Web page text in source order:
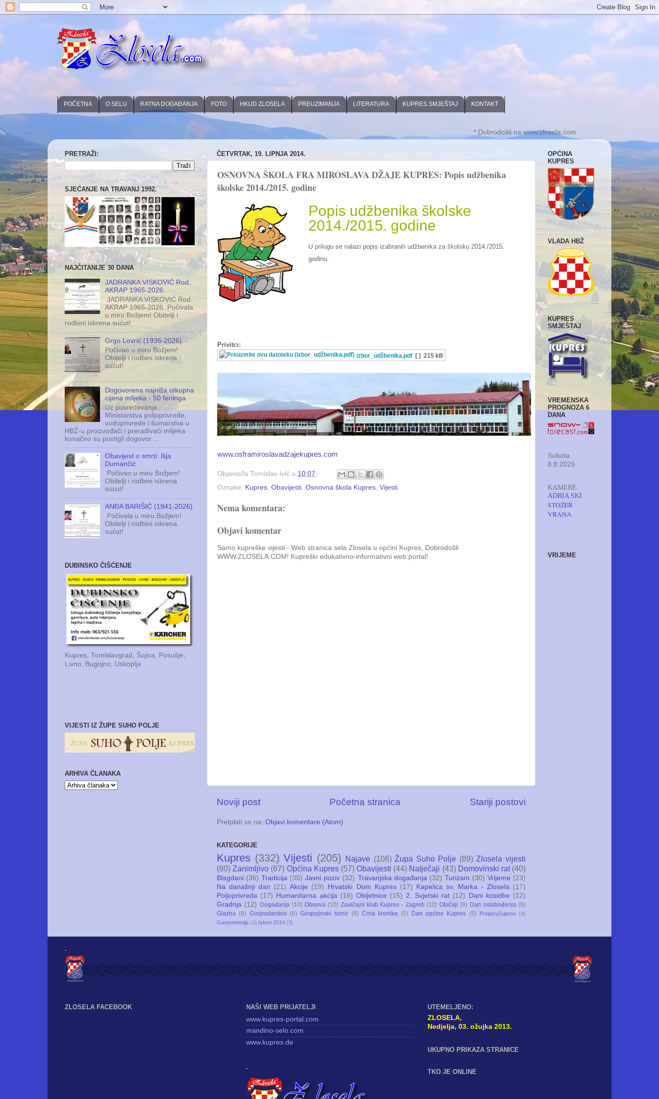
POČETNA O SELU RATNA DOGAĐANJA FOTO HKUD ZLOSELA PREUZIMANJA LITERATURA KUPRES SMJEŠTAJ KONTAKT
* Dobrodošli na www.zlosela.com
ČETVRTAK, 19. LIPNJA 2014.
OSNOVNA ŠKOLA FRA MIROSLAVA DŽAJE KUPRES: Popis udžbenika
školske 2014./2015. godine
Popis udžbenika školske
2014./2015. godine
U prilogu se nalazi popis izabranih udžbenika za školsku 2014./2015.
godinu.
Privitci:
izbor_udžbenika.pdf [ ] 215 kB
www.osframiroslavadzajekupres.com
Objavio/la Tomislav Ivić u 10:07
Oznake: Kupres, Obavijesti, Osnovna škola Kupres, Vijesti
Nema komentara:
Objavi komentar
Samo kupreške vijesti - Web stranica sela Zlosela u općini Kupres, Dobrodošli
WWW.ZLOSELA.COM! Kupreški edukativno-informativni web portal!
Noviji post Stariji postovi
Početna stranica
Pretplati se na: Objavi komentare (Atom)
KATEGORIJE
Kupres (332) Vijesti (205) Najave (106) Župa Suho Polje (89) Zlosela vijesti
(80) Zanimljivo (67) Općina Kupres (57) Obavijesti (44) Natječaji (43) Domovinski rat (40)
Blagdani (36) Tradicija (35) Javni poziv (32) Travanjska događanja (32) Turizam (30) Vrijeme (23)
Na današnji dan (21) Akcije (19) Hrvatski Dom Kupres (17) Kapelica sv. Marka - Zlosela (17)
Poljoprivreda (17) Humanitarna akcija (16) Obljetnice (15) 2. Svjetski rat (12) Dani kosidbe (12)
Gradnja (12) Događanja (10) Obnova (10) Zavičajni klub Kupres - Zagreb (10) Običaji (9) Dan oslobođenja (8)
Glazba (8) Gospodarstvo (6) Gospojinski turnir (6) Crna kronika (5) Dan općine Kupres (5) Preporučujemo (4)
Gastronomija (3) Izbori 2014 (3)
PRETRAŽI:
SJEĆANJE NA TRAVANJ 1992.
NAJČITANIJE 30 DANA
JADRANKA VISKOVIĆ Rod.
AKRAP 1965-2026.
JADRANKA VISKOVIĆ Rod.
AKRAP 1965-2026. Počivala
u miru Božjem! Obitelji i
rodbini iskrena sućut!
Grgo Lovrić (1936-2026)
Počivao u miru Božjem!
Obitelji i rodbini iskrena
sućut!
Dogovorena najniža otkupna
cijena mlijeka - 50 feninga
Uz posredovanje
Ministarstva poljoprivrede,
vodoprivrede i šumarstva u
HBŽ-u proizvođači i prerađivači mlijeka
konačno su postigli dogovor ...
Obavijest o smrti: Ilija
Dumančić
Počivao u miru Božjem!
Obitelji i rodbini iskrena
sucut!
ANĐA BARIŠIĆ (1941-2026)
Počivala u miru Božjem!
Obitelji i rodbini iskrena
sućut!
DUBINSKO ČIŠĆENJE
Kupres, Tomislavgrad, Šujica, Posušje,
Livno, Bugojno, Uskoplje
VIJESTI IZ ŽUPE SUHO POLJE
ARHIVA ČLANAKA
OPĆINA
KUPRES
VLADA HBŽ
KUPRES
SMJEŠTAJ
VREMENSKA
PROGNOZA 6
DANA
Subota,
8.8.2026
KAMERE:
ADRIA SKI
STOŽER
VRANA
VRIJEME
.
ZLOSELA FACEBOOK
NAŠI WEB PRIJATELJI
www.kupres-portal.com
mandino-selo.com
www.kupres.de
.
UTEMELJENO:
ZLOSELA,
Nedjelja, 03. ožujka 2013.
UKUPNO PRIKAZA STRANICE
TKO JE ONLINE